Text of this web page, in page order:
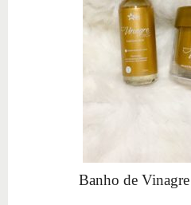
Banho de